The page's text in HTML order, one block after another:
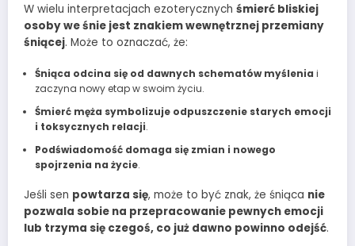
W wielu interpretacjach ezoterycznych śmierć bliskiej
osoby we śnie jest znakiem wewnętrznej przemiany
śniącej. Może to oznaczać, że:
Śniąca odcina się od dawnych schematów myślenia i
zaczyna nowy etap w swoim życiu.
Śmierć męża symbolizuje odpuszczenie starych emocji
i toksycznych relacji.
Podświadomość domaga się zmian i nowego
spojrzenia na życie.
Jeśli sen powtarza się, może to być znak, że śniąca nie
pozwala sobie na przepracowanie pewnych emocji
lub trzyma się czegoś, co już dawno powinno odejść.